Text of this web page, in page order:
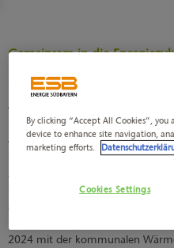
Gemeinsam in die
21. Januar 2025
Aktuelle Ergebnisse der
Moosburg a. d. Isar
Die Energieversorgung in
2035 (Energiewendebeschluss
klimaneutral erfolgen. Um
schaffen, startete die Stadt
2024 mit der kommunalen
By clicking “Accept All Cookies”,
device to enhance site navigation,
marketing efforts.
Cookies Settings